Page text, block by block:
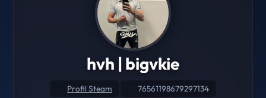
hvh | bigvkie
Profil Steam
76561198679297134